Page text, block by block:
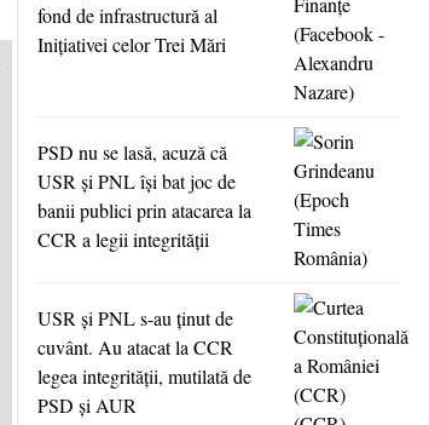
fond de infrastructură al
Iniţiativei celor Trei Mări
PSD nu se lasă, acuză că
USR şi PNL îşi bat joc de
banii publici prin atacarea la
CCR a legii integrităţii
USR şi PNL s-au ţinut de
cuvânt. Au atacat la CCR
legea integrităţii, mutilată de
PSD şi AUR